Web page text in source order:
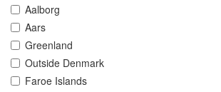
Aalborg
Aars
Greenland
Outside Denmark
Faroe Islands